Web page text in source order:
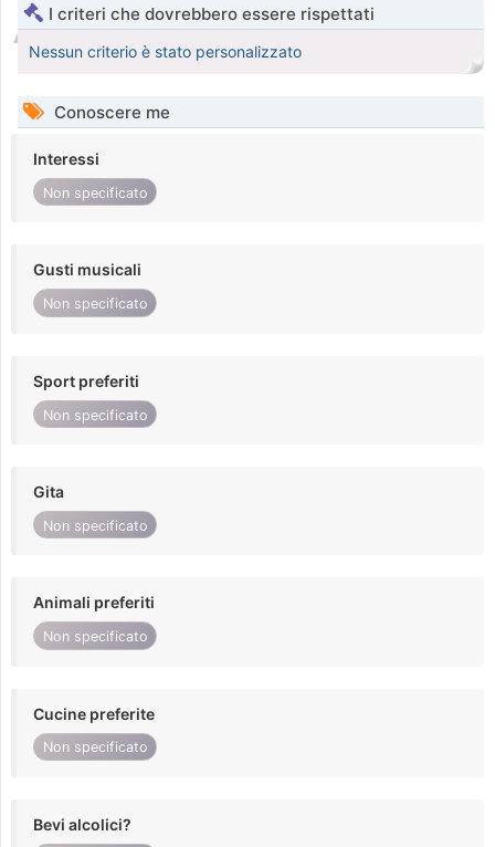
I criteri che dovrebbero essere rispettati
Nessun criterio è stato personalizzato
Conoscere me
Interessi
Non specificato
Gusti musicali
Non specificato
Sport preferiti
Non specificato
Gita
Non specificato
Animali preferiti
Non specificato
Cucine preferite
Non specificato
Bevi alcolici?